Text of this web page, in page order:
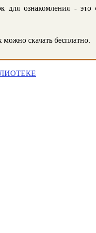
ознакомления - это
скачать бесплатно.